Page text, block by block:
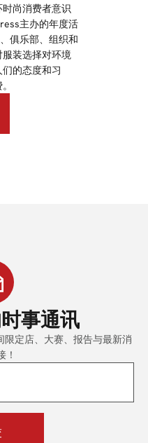
尚消费者意识
主办的年度活
俱乐部、组织和
装选择对环境
的态度和习
事通讯
定店、大赛、报告与最新消
！